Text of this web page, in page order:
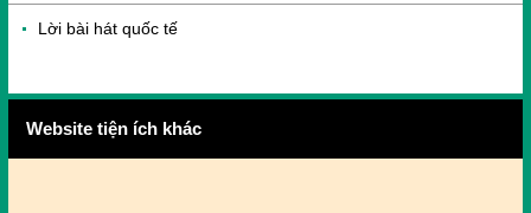
Lời bài hát quốc tế
Website tiện ích khác